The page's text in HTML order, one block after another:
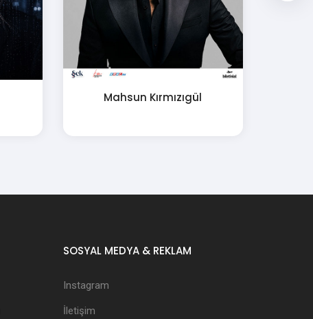
Mahsun Kırmızıgül
SOSYAL MEDYA & REKLAM
Instagram
İletişim